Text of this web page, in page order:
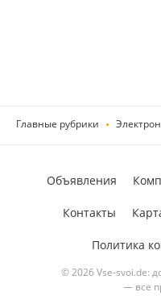
Главные рубрики
© 2026 Vse-svoi.de:
— все
Объявления
Контакты
Политика